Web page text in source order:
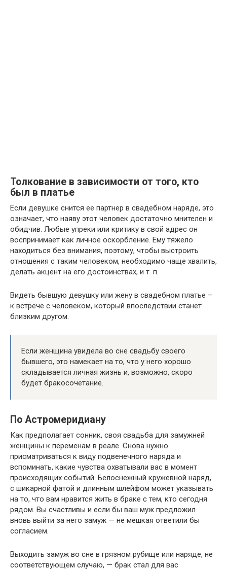
Толкование в зависимости от того, кто
был в платье
Если девушке снится ее партнер в свадебном наряде, это
означает, что наяву этот человек достаточно мнителен и
обидчив. Любые упреки или критику в свой адрес он
воспринимает как личное оскорбление. Ему тяжело
находиться без внимания, поэтому, чтобы выстроить
отношения с таким человеком, необходимо чаще хвалить,
делать акцент на его достоинствах, и т. п.
Видеть бывшую девушку или жену в свадебном платье –
к встрече с человеком, который впоследствии станет
близким другом.
Если женщина увидела во сне свадьбу своего
бывшего, это намекает на то, что у него хорошо
складывается личная жизнь и, возможно, скоро
будет бракосочетание.
По Астромеридиану
Как предполагает сонник, своя свадьба для замужней
женщины к переменам в реале. Снова нужно
присматриваться к виду подвенечного наряда и
вспоминать, какие чувства охватывали вас в момент
происходящих событий. Белоснежный кружевной наряд,
с шикарной фатой и длинным шлейфом может указывать
на то, что вам нравится жить в браке с тем, кто сегодня
рядом. Вы счастливы и если бы ваш муж предложил
вновь выйти за него замуж — не мешкая ответили бы
согласием.
Выходить замуж во сне в грязном рубище или наряде, не
соответствующем случаю, — брак стал для вас